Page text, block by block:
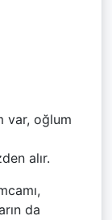
var, oğlum
alır.
da